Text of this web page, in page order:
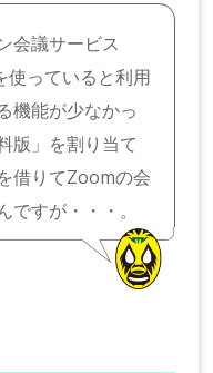
会議サービス
使っていると利用
機能が少なかっ
版」を割り当て
借りてZoomの会
すが・・・。